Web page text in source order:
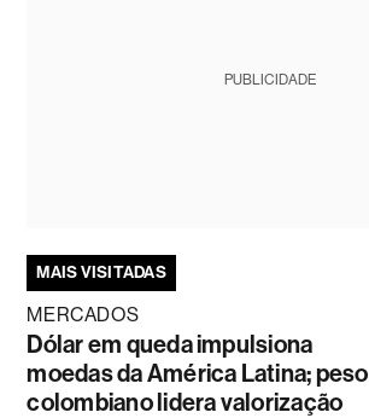
PUBLICIDADE
MAIS VISITADAS
MERCADOS
Dólar em queda impulsiona
moedas da América Latina; peso
colombiano lidera valorização